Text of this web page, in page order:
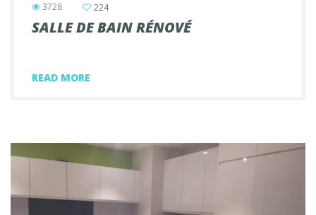
3728
224
SALLE DE BAIN RÉNOVÉ
READ MORE